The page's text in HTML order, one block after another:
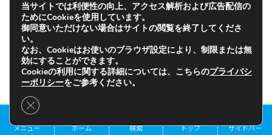
雷が和尚にへそを盗られるという先
ほどの昔話があることから、雷が自
分のへそを取り戻すため、今度は他
者のへそを狙うようになった。
メニュー ホーム 検索 トップ サイドバー
当サイトでは利便性の向上、アクセス解析および広告配信の
ためにCookieを使用しています。
御同意いただけない場合はサイトの閲覧を終了してくださ
い。
なお、Cookieはお使いのブラウザ設定により、制限または無
効にすることができます。
Cookieの利用に関する詳細については、こちらのプライバシ
ーポリシーをご参考ください。
Close GDPR Cookie Banner
目次